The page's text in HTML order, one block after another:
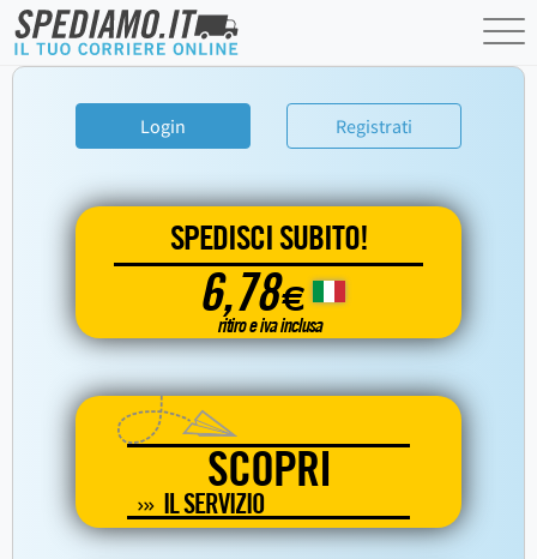
Login Registrati
SPEDISCI SUBITO!
6,78€
ritiro e iva inclusa
SCOPRI
IL SERVIZIO